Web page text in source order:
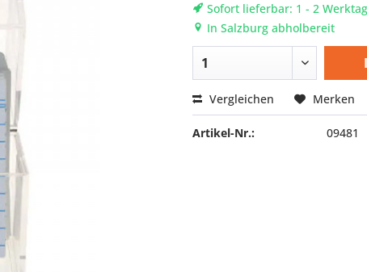
Sofort lieferbar: 1 - 2
In Salzburg abholbereit
Vergleichen Merken
Artikel-Nr.: 09481